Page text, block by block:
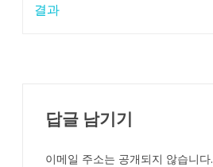
탐
결과
답글 남기기
이메일 주소는 공개되지 않습니다.